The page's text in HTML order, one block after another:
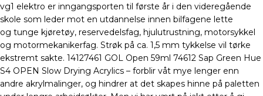
vg1 elektro er inngangsporten til første år i den videregående
skole som leder mot en utdannelse innen bilfagene lette
og tunge kjøretøy, reservedelsfag, hjulutrustning, motorsykkel
og motormekanikerfag. Strøk på ca. 1,5 mm tykkelse vil tørke
ekstremt sakte. 14127461 GOL Open 59ml 74612 Sap Green Hue
S4 OPEN Slow Drying Acrylics – forblir våt mye lenger enn
andre akrylmalinger, og hindrer at det skapes hinne på paletten